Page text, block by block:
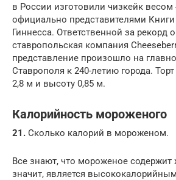
в России изготовили чизкейк весом
официально представителями
Гиннесса. Ответственной за рекорд
ставропольская компания
представление произошло на
Ставрополя к 240-летию города.
2,8 м и высоту 0,85 м.
Калорийность мороженого
21. Сколько калорий в мороженом.
Все знают, что мороженое
значит, является